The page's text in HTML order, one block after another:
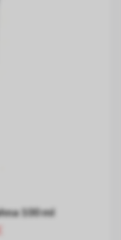
100 ml